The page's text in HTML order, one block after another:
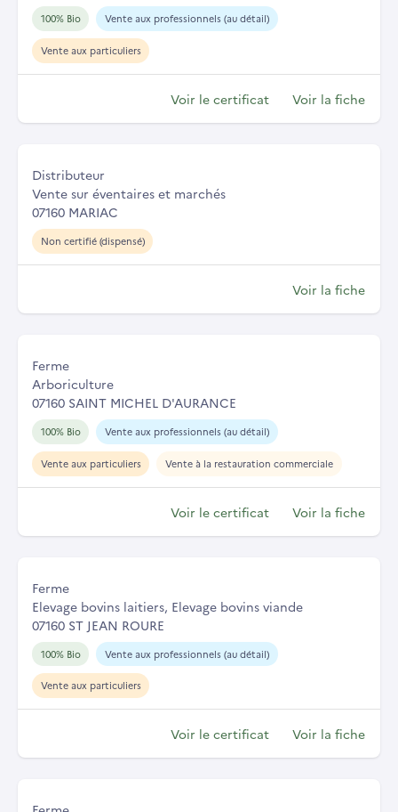
100% Bio Vente aux professionnels (au détail)
Vente aux particuliers
Voir le certificat Voir la fiche
Distributeur
Vente sur éventaires et marchés
07160 MARIAC
Non certifié (dispensé)
Voir la fiche
Ferme
Arboriculture
07160 SAINT MICHEL D'AURANCE
100% Bio Vente aux professionnels (au détail)
Vente aux particuliers Vente à la restauration commerciale
Voir le certificat Voir la fiche
Ferme
Elevage bovins laitiers, Elevage bovins viande
07160 ST JEAN ROURE
100% Bio Vente aux professionnels (au détail)
Vente aux particuliers
Voir le certificat Voir la fiche